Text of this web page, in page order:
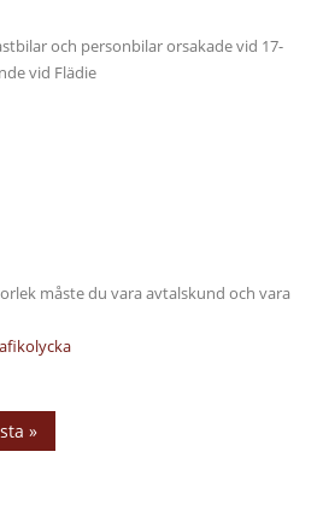
och personbilar orsakade vid 17-
vid Flädie
måste du vara avtalskund och vara
»